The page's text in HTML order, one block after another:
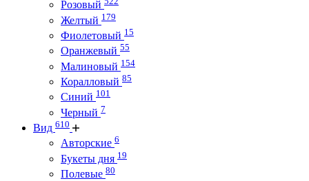
Розовый
Желтый 179
Фиолетовый 15
Оранжевый 55
Малиновый 154
Коралловый 85
Синий 101
Черный 7
Вид 610
Авторские 6
Букеты дня 19
Полевые 80